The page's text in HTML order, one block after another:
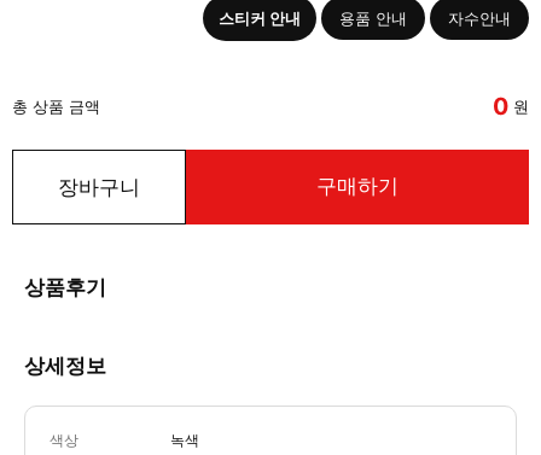
스티커 안내 용품 안내 자수안내
총 상품 금액 0 원
장바구니 구매하기
상품후기
상세정보
색상 녹색